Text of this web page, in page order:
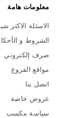
معلومات هامة
الاسئلة الاكثر
الشروط و
صرف إلكتروني
مواقع الفروع
اتصل بنا
عروض خاصة
سياسة مكسب